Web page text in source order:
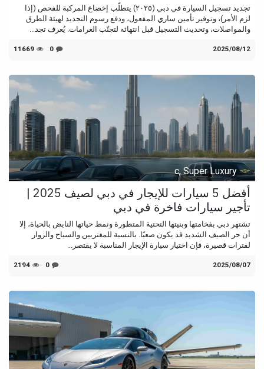
تجديد تسجيل السيارة في دبي (٢٠٢٥) يتطلّب إخضاع المركبة للفحص (إذا
لزم الأمر)، وتوفير تأمين ساري المفعول، ودفع رسوم التجديد لهيئة الطرق
والمواصلات، وتحديث التسجيل قبل انتهائه لتجنّب الغرامات. يُعرف تجد...
12‏/08‏/2025
0
11669
c, Super Luxury
أفضل 5 سيارات للإيجار في دبي لصيف 2025 |
تأجير سيارات فاخرة في دبي
تشتهر دبي بفخامتها وبنيتها التحتية المتطورة ونمط حياتها النابض بالحياة، إلا
أن حر الصيف الشديد قد يكون صعبًا. بالنسبة للمغتربين والسياح والزوار
لفترات قصيرة، فإن اختيار سيارة الإيجار المناسبة لا يقتصر...
07‏/08‏/2025
0
2194